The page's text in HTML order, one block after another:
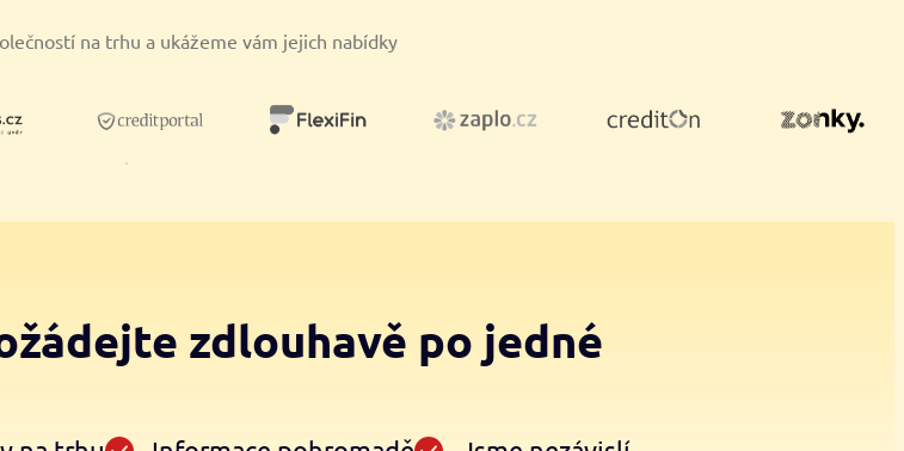
na trhu a ukážeme vám jejich nabídky
zdlouhavě po jedné